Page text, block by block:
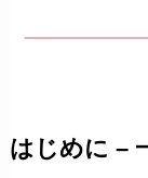
はじめに –